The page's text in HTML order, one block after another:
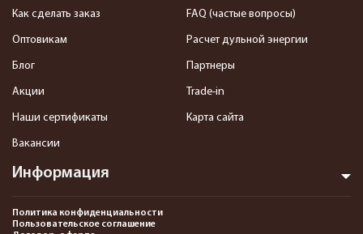
Информация
Как сделать заказ
Оптовикам
Блог
Акции
Наши сертификаты
Вакансии
FAQ (частые вопросы)
Расчет дульной энергии
Партнеры
Trade-in
Карта сайта
Политика конфиденциальности
Пользовательское соглашение